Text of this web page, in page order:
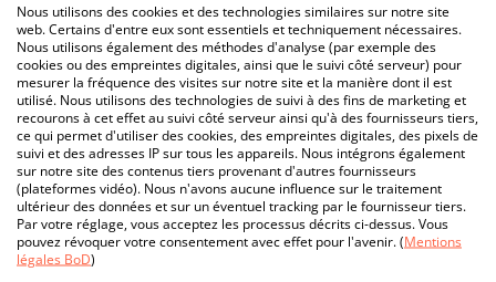
Nous utilisons des cookies et des technologies similaires sur notre site
web. Certains d'entre eux sont essentiels et techniquement nécessaires.
Nous utilisons également des méthodes d'analyse (par exemple des
cookies ou des empreintes digitales, ainsi que le suivi côté serveur) pour
mesurer la fréquence des visites sur notre site et la manière dont il est
utilisé. Nous utilisons des technologies de suivi à des fins de marketing et
recourons à cet effet au suivi côté serveur ainsi qu'à des fournisseurs tiers,
ce qui permet d'utiliser des cookies, des empreintes digitales, des pixels de
suivi et des adresses IP sur tous les appareils. Nous intégrons également
sur notre site des contenus tiers provenant d'autres fournisseurs
(plateformes vidéo). Nous n'avons aucune influence sur le traitement
ultérieur des données et sur un éventuel tracking par le fournisseur tiers.
Par votre réglage, vous acceptez les processus décrits ci-dessus. Vous
pouvez révoquer votre consentement avec effet pour l'avenir. (Mentions
légales BoD)